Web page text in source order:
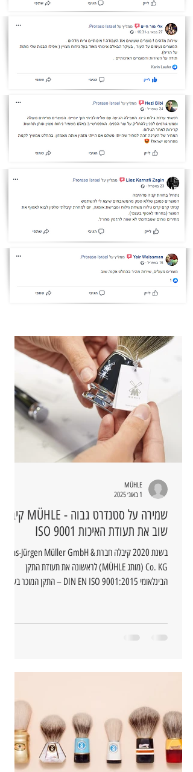
שמירה על סטנדרט גבוה - MÜHLE קיבלה
שוב את תעודת האיכות ISO 9001
בשנת 2020 קיבלה חברת Hans-Jürgen Müller GmbH &
Co. KG (מותג MÜHLE) לראשונה את תעודת התקן
הבינלאומי DIN EN ISO 9001:2015 – התקן המוכר בעולם
MÜHLE
1 באוג׳ 2025